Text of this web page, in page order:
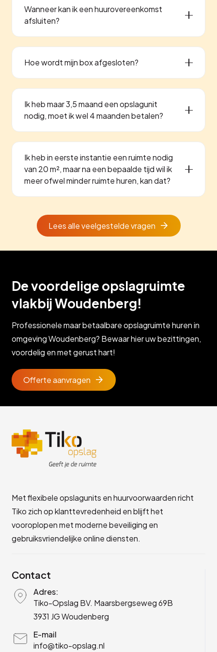
Wanneer kan ik een huurovereenkomst
afsluiten?
Hoe wordt mijn box afgesloten?
Ik heb maar 3,5 maand een opslagunit
nodig, moet ik wel 4 maanden betalen?
Ik heb in eerste instantie een ruimte nodig
van 20 m², maar na een bepaalde tijd wil ik
meer ofwel minder ruimte huren, kan dat?
Lees alle veelgestelde vragen
De voordelige opslagruimte
vlakbij Woudenberg!
Professionele maar betaalbare opslagruimte huren in
omgeving Woudenberg? Bewaar hier uw bezittingen,
voordelig en met gerust hart!
Offerte aanvragen
Met flexibele opslagunits en huurvoorwaarden richt
Tiko zich op klanttevredenheid en blijft het
vooroplopen met moderne beveiliging en
gebruiksvriendelijke online diensten.
Contact
Adres:
Tiko-Opslag BV. Maarsbergseweg 69B
3931 JG Woudenberg
E-mail
info@tiko-opslag.nl